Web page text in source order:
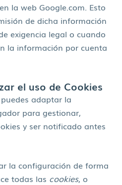
la web Google.com. Esto
de dicha información
exigencia legal o cuando
la información por cuenta
el uso de Cookies
adaptar la
para gestionar,
y ser notificado antes
la configuración de forma
todas las cookies, o